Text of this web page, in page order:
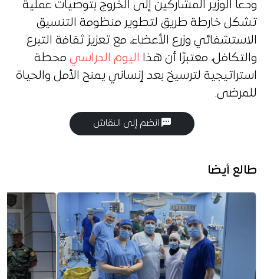
ودعا الوزير المشاركين إلى الخروج بتوصيات عملية
تشكل خارطة طريق لتطوير منظومة التنسيق
الاستشفائي وزرع الأعضاء، مع تعزيز ثقافة التبرع
والتكافل، معتبرًا أن هذا اليوم الدراسي محطة
استراتيجية لترسيخ بعد إنساني يمنح الأمل والحياة
للمرضى.
انضم إلى النقاش
طالع أيضا